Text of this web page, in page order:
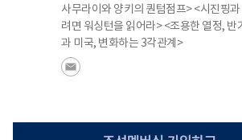
사무라이와 양키의 퀀텀점프> <시진핑
려면 워싱턴을 읽어라> <조용한 열정,
과 미국, 변화하는 3각관계>